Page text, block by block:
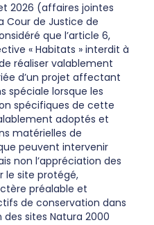
2026 (affaires jointes
Cour de Justice de
que l’article 6,
« Habitats » interdit à
réaliser valablement
d’un projet affectant
spéciale lorsque les
spécifiques de cette
adoptés et
matérielles de
peuvent intervenir
non l’appréciation des
le site protégé,
préalable et
de conservation dans
sites Natura 2000